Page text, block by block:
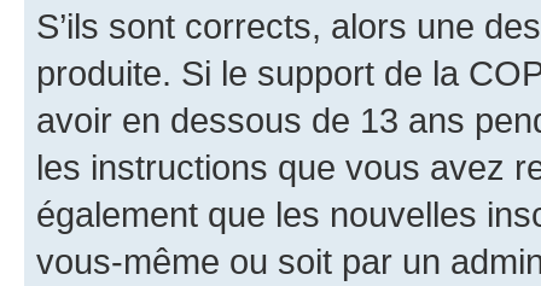
S’ils sont corrects, alors une
produite. Si le support de la
avoir en dessous de 13 ans
les instructions que vous avez
également que les nouvelles
vous-même ou soit par un